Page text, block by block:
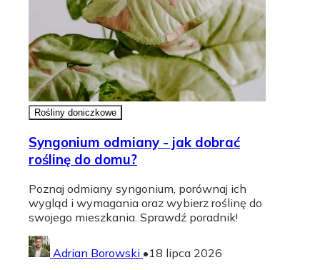
Rośliny doniczkowe
Syngonium odmiany - jak dobrać
roślinę do domu?
Poznaj odmiany syngonium, porównaj ich
wygląd i wymagania oraz wybierz roślinę do
swojego mieszkania. Sprawdź poradnik!
Adrian Borowski •18 lipca 2026